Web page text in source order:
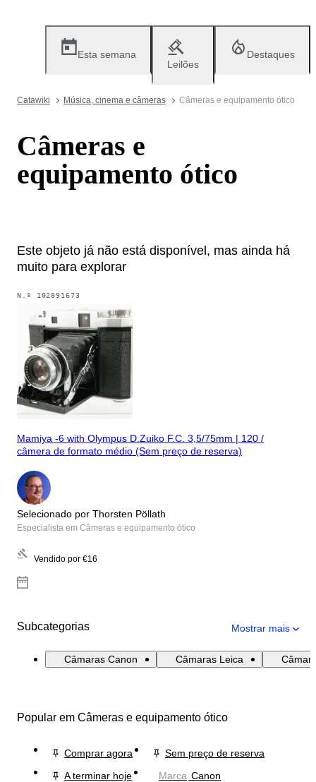
Esta semana
Leilões
Destaques
Catawiki Música, cinema e câmeras Câmeras e equipamento ótico
Câmeras e
equipamento ótico
Este objeto já não está disponível, mas ainda há
muito para explorar
N.º 102891673
Mamiya -6 with Olympus D.Zuiko F.C. 3,5/75mm | 120 /
câmera de formato médio (Sem preço de reserva)
Selecionado por Thorsten Pöllath
Especialista em Câmeras e equipamento ótico
Vendido por €16
Subcategorias Mostrar mais
Câmaras Canon Câmaras Leica
Popular em Câmeras e equipamento ótico
Comprar agora
Sem preço de reserva
A terminar hoje
Marca Canon